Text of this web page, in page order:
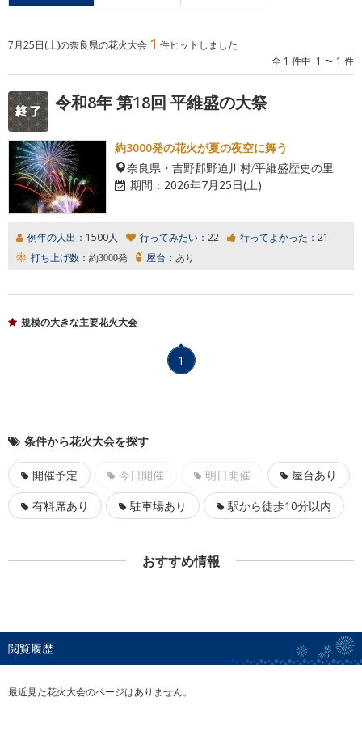
7月25日(土)の奈良県の花火大会 1 件ヒットしました
全 1 件中 1 〜 1 件
令和8年 第18回 平維盛の大祭
約3000発の花火が夏の夜空に舞う
奈良県・吉野郡野迫川村/平維盛歴史の里
期間： 2026年7月25日(土)
例年の人出： 1500人 行ってみたい： 22 行ってよかった： 21
打ち上げ数： 約3000発 屋台： あり
規模の大きな主要花火大会
1
条件から花火大会を探す
開催予定 今日開催 明日開催
屋台あり
有料席あり
駐車場あり 駅から徒歩10分以内
おすすめ情報
閲覧履歴
最近見た花火大会のページはありません。